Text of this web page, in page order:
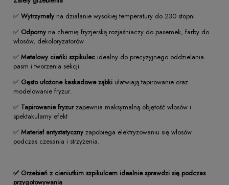
✅ Wytrzymały na działanie wysokiej temperatury do 230 stopni
✅ Odporny na chemię fryzjerską rozjaśniaczy do pasemek, farby do
włosów, dekoloryzatorów
✅ Metalowy cieńki szpikulec idealny do precyzyjnego oddzielania
pasm i tworzenia sekcji
✅ Gęsto ułożone kaskadowe ząbki ułatwiają tapirowanie oraz
modelowanie fryzur.
✅ Tapirowanie fryzurzapewnia maksymalną objętość włosów i
spektakularny efekt
✅ Materiał antystatyczny zapobiega elektryzowaniu się włosów
podczas czesania i strzyżenia.
✅ Grzebień z cieniutkim szpikulcem idealnie sprawdzi się podczas
przygotowywania